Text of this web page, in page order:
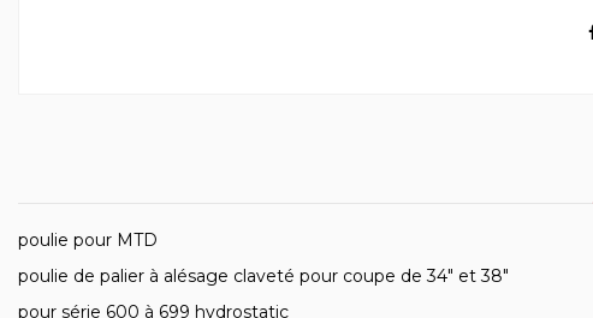
poulie pour MTD
poulie de palier à alésage claveté pour coupe de 34" et 38"
pour série 600 à 699 hydrostatic